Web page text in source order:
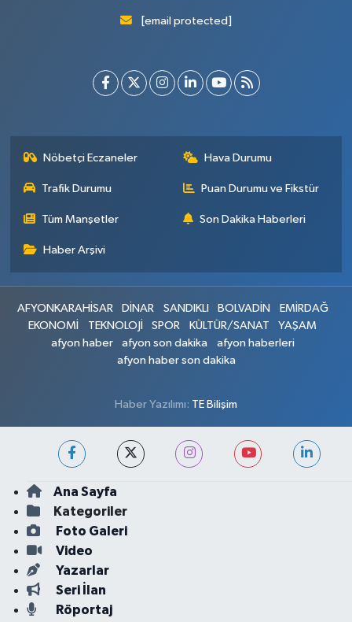
[email protected]
Nöbetçi Eczaneler Hava Durumu
Trafik Durumu Puan Durumu ve Fikstür
Tüm Manşetler Son Dakika Haberleri
Haber Arşivi
AFYONKARAHİSAR DİNAR SANDIKLI BOLVADİN
EMİRDAĞ
EKONOMİ
TEKNOLOJİ SPOR KÜLTÜR/SANAT
YAŞAM
afyon haber
afyon son dakika
afyon haberleri
afyon haber son dakika
Haber Yazılımı: TE Bilişim
Ana Sayfa
Kategoriler
Foto Galeri
Video
Yazarlar
Seri İlan
Röportaj